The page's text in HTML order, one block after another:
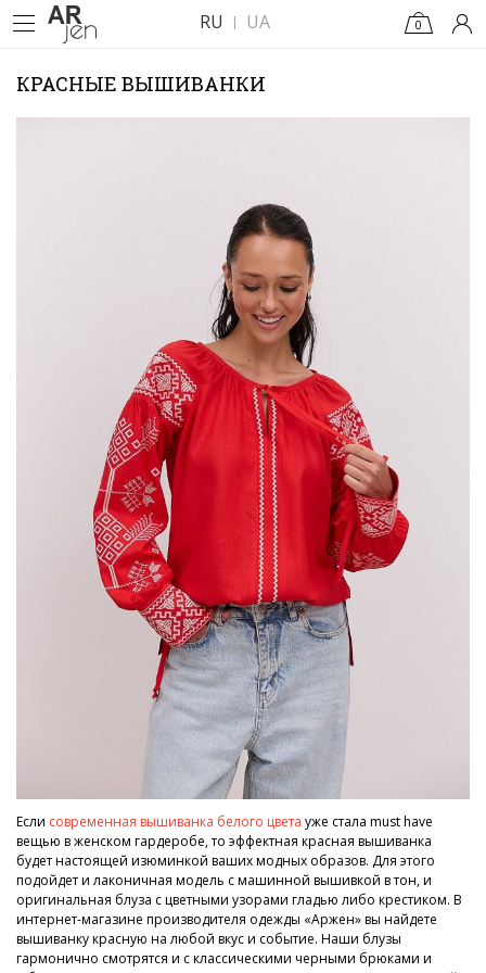
RU UA 0
КРАСНЫЕ ВЫШИВАНКИ
Если современная вышиванка белого цвета уже стала must have
вещью в женском гардеробе, то эффектная красная вышиванка
будет настоящей изюминкой ваших модных образов. Для этого
подойдет и лаконичная модель с машинной вышивкой в тон, и
оригинальная блуза с цветными узорами гладью либо крестиком. В
интернет-магазине производителя одежды «Аржен» вы найдете
вышиванку красную на любой вкус и событие. Наши блузы
гармонично смотрятся и с классическими черными брюками и